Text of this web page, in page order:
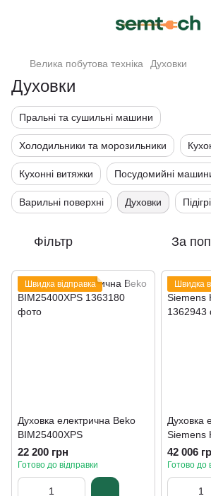
Велика побутова техніка Духовки
Духовки
Пральні та сушильні машини
Холодильники та морозильники
Кухонні витяжки Посудомийні
Варильні поверхні Духовки
Фільтр За
Швидка відправка
Духовка електрична Beko
BIM25400XPS
22 200 грн
Готово до відправки
Швидка
Духовка
Siemens
42 006
Готово до